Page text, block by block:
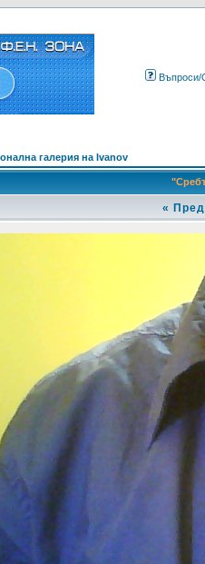
Въпроси/
галерия на Ivanov
«